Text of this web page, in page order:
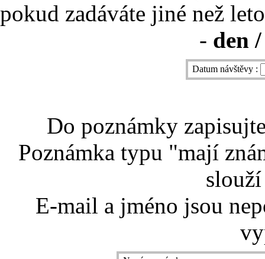
pokud zadáváte jiné než
- den
Datum návštěvy :
Do poznámky
Poznámka typu "mají
E-mail a jméno jsou